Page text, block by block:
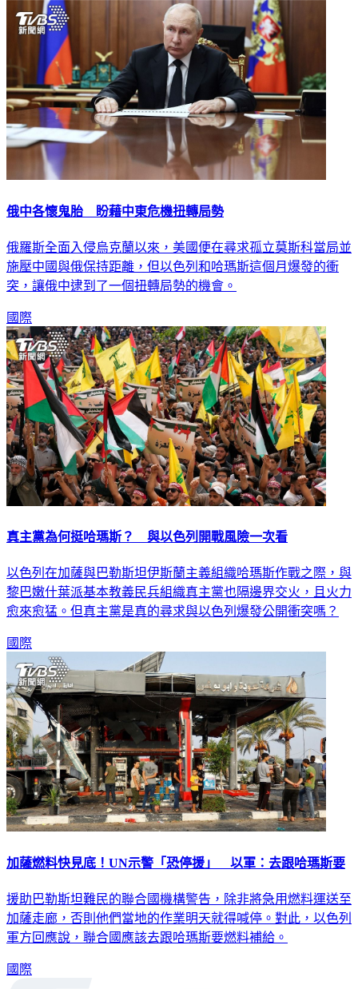
俄中各懷鬼胎 盼藉中東危機扭轉局勢
俄羅斯全面入侵烏克蘭以來，美國便在尋求孤立莫斯科當局並
施壓中國與俄保持距離，但以色列和哈瑪斯這個月爆發的衝
突，讓俄中逮到了一個扭轉局勢的機會。
國際
真主黨為何挺哈瑪斯？ 與以色列開戰風險一次看
以色列在加薩與巴勒斯坦伊斯蘭主義組織哈瑪斯作戰之際，與
黎巴嫩什葉派基本教義民兵組織真主黨也隔邊界交火，且火力
愈來愈猛。但真主黨是真的尋求與以色列爆發公開衝突嗎？
國際
加薩燃料快見底！UN示警「恐停援」 以軍：去跟哈瑪斯要
援助巴勒斯坦難民的聯合國機構警告，除非將急用燃料運送至
加薩走廊，否則他們當地的作業明天就得喊停。對此，以色列
軍方回應說，聯合國應該去跟哈瑪斯要燃料補給。
國際